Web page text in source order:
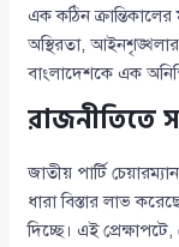
এক কঠিন
অস্থিরতা,
বাংলাদেশকে এক
রাজনীতিতে
জাতীয় পার্টি
ধারা বিস্তার লাভ
দিচ্ছে। এই